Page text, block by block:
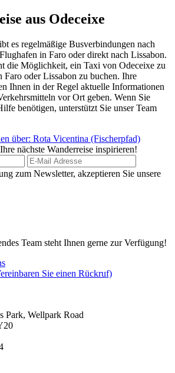
aus Odeceixe
es regelmäßige Busverbindungen nach
in Faro oder direkt nach Lissabon.
die Möglichkeit, ein Taxi von Odeceixe zu
Faro oder Lissabon zu buchen. Ihre
Ihnen in der Regel aktuelle Informationen
vor Ort geben. Wenn Sie
benötigen, unterstützt Sie unser Team
über: Rota Vicentina (Fischerpfad)
nächste Wanderreise inspirieren!
zum Newsletter, akzeptieren Sie unsere
Team steht Ihnen gerne zur Verfügung!
Sie einen Rückruf)
Park, Wellpark Road